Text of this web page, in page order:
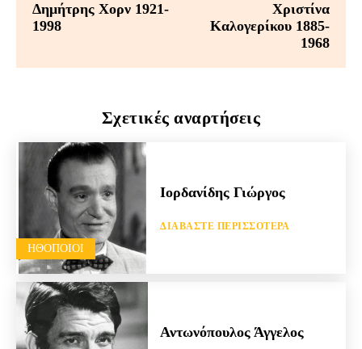
Σχετικές αναρτήσεις
HΘΟΠΟΙΟΊ
Ιορδανίδης Γιώργος
ΔΙΑΒΆΣΤΕ ΠΕΡΙΣΣΌΤΕΡΑ
Αντωνόπουλος Άγγελος
Δημήτρης Χορν 1921-
1998
Χριστίνα
Καλογερίκου 1885-
1968